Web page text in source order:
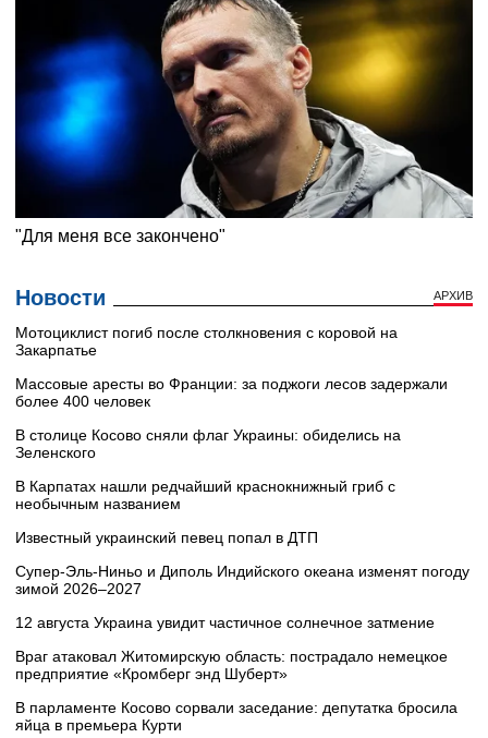
Новости АРХИВ
Мотоциклист погиб после столкновения с коровой на
Закарпатье
Массовые аресты во Франции: за поджоги лесов задержали
более 400 человек
В столице Косово сняли флаг Украины: обиделись на
Зеленского
В Карпатах нашли редчайший краснокнижный гриб с
необычным названием
Известный украинский певец попал в ДТП
Супер‑Эль‑Ниньо и Диполь Индийского океана изменят погоду
зимой 2026–2027
12 августа Украина увидит частичное солнечное затмение
Враг атаковал Житомирскую область: пострадало немецкое
предприятие «Кромберг энд Шуберт»
В парламенте Косово сорвали заседание: депутатка бросила
яйца в премьера Курти